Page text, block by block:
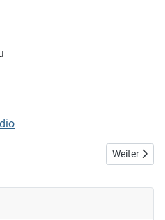
Nächster
Weiter